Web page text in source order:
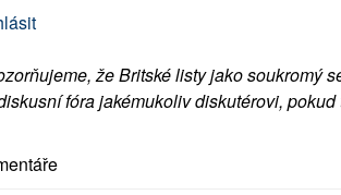
že Britské listy jako soukromý
fóra jakémukoliv diskutérovi,